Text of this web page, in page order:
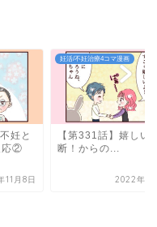
画
しい決
2022年1月14日
妊活/不妊治療4コマ漫画
【第685話】
て知らない一